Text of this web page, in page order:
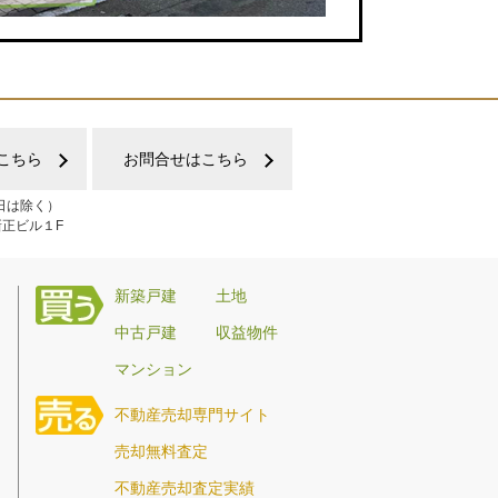
ちら お問合せはこちら
除く）
ビル１F
新築戸建 土地
中古戸建 収益物件
マンション
不動産売却専門サイト
売却無料査定
不動産売却査定実績